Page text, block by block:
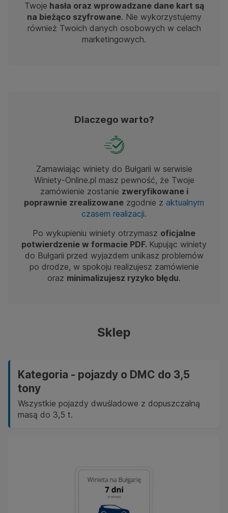
Twoje hasła oraz wprowadzane dane kart są
na bieżąco szyfrowane. Nie wykorzystujemy
również Twoich danych osobowych w celach
marketingowych.
Dlaczego warto?
Zamawiając winiety do Bułgarii w serwisie
Winiety-Online.pl masz pewność, że Twoje
zamówienie zostanie zweryfikowane i
poprawnie zrealizowane zgodnie z aktualnym
czasem realizacji.
Po wykupieniu winiety otrzymasz oficjalne
potwierdzenie w formacie PDF. Kupując winiety
do Bułgarii przed wyjazdem unikasz problemów
po drodze, w spokoju realizujesz zamówienie
oraz minimalizujesz ryzyko błędu.
Sklep
Kategoria - pojazdy o DMC do 3,5
tony
Wszystkie pojazdy dwuśladowe z dopuszczalną
masą do 3,5 t.